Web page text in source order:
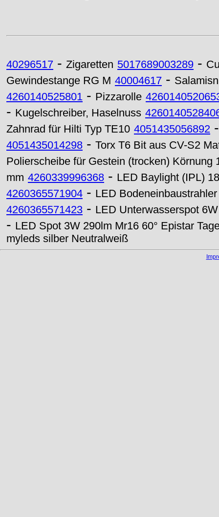
40296517 - Zigaretten 5017689003289 -
Gewindestange RG M 40004617 -
4260140525801 - Pizzarolle
- Kugelschreiber, Haselnuss
Zahnrad für Hilti Typ TE10 4051435056892
4051435014298 - Torx T6 Bit aus CV-S2
Polierscheibe für Gestein (trocken) Körnung
mm 4260339996368 - LED Baylight (IPL)
4260365571904 - LED
4260365571423 - LED Unterwasserspot
- LED Spot 3W 290lm Mr16 60° Epistar
myleds silber Neutralweiß